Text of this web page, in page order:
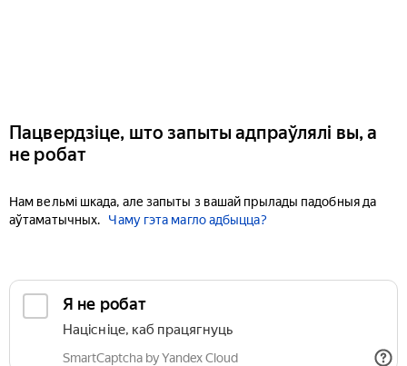
Пацвердзіце, што запыты адпраўлялі вы, а
не робат
Нам вельмі шкада, але запыты з вашай прылады падобныя да
аўтаматычных.
Чаму гэта магло адбыцца?
Я не робат
Націсніце, каб працягнуць
SmartCaptcha by Yandex Cloud